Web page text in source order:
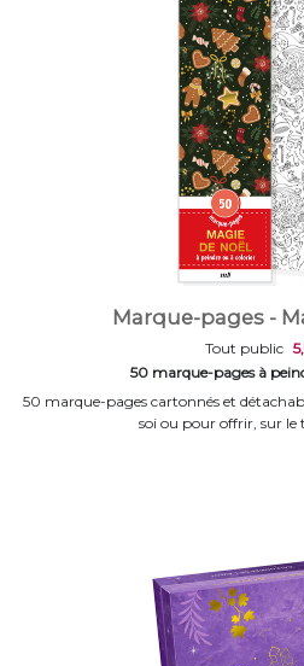
Marque-pages -
Tout public
50 marque-pages à
50 marque-pages cartonnés et
soi ou pour offrir, sur le